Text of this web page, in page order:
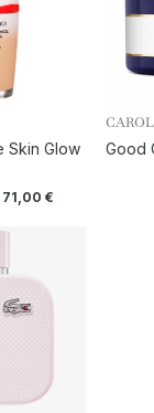
Skin Glow
71,00 €
Good